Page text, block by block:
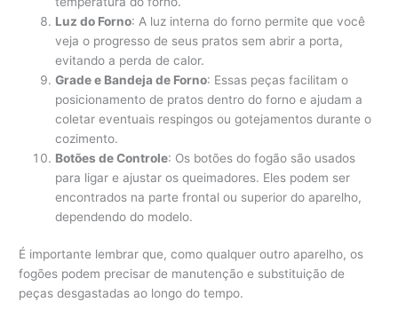
Luz do Forno: A luz interna do forno permite que você
veja o progresso de seus pratos sem abrir a porta,
evitando a perda de calor.
Grade e Bandeja de Forno: Essas peças facilitam o
posicionamento de pratos dentro do forno e ajudam a
coletar eventuais respingos ou gotejamentos durante o
cozimento.
Botões de Controle: Os botões do fogão são usados
para ligar e ajustar os queimadores. Eles podem ser
encontrados na parte frontal ou superior do aparelho,
dependendo do modelo.
É importante lembrar que, como qualquer outro aparelho, os
fogões podem precisar de manutenção e substituição de
peças desgastadas ao longo do tempo.